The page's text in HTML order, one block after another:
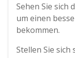
Sehen Sie sich
um einen
bekommen.
Stellen Sie sich